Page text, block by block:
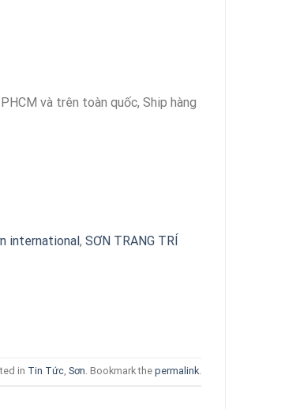
và trên toàn quốc, Ship hàng
international, SƠN TRANG TRÍ
in Tin Tức, Sơn. Bookmark the permalink.